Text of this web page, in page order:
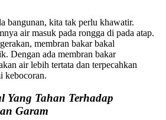
bangunan, kita tak perlu khawatir.
air masuk pada rongga di pada atap.
membran bakar bakal
Dengan ada membran bakar
air lebih tertata dan terpecahkan
kebocoran.
Yang Tahan Terhadap
Garam